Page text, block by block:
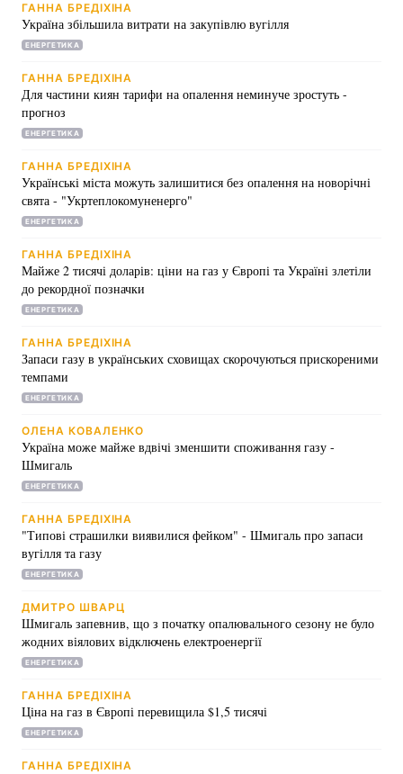
Відео з Youtube
Інтерв'ю Думки
Архів
Контакти
Послуги
Тема оформлення
ГАННА БРЕДІХІНА
Україна збільшила витрати на закупівлю вугілля
ЕНЕРГЕТИКА
ГАННА БРЕДІХІНА
Для частини киян тарифи на опалення неминуче зростуть -
прогноз
ЕНЕРГЕТИКА
ГАННА БРЕДІХІНА
Українські міста можуть залишитися без опалення на новорічні
свята - "Укртеплокомуненерго"
ЕНЕРГЕТИКА
ГАННА БРЕДІХІНА
Майже 2 тисячі доларів: ціни на газ у Європі та Україні злетіли
до рекордної позначки
ЕНЕРГЕТИКА
ГАННА БРЕДІХІНА
Запаси газу в українських сховищах скорочуються прискореними
темпами
ЕНЕРГЕТИКА
ОЛЕНА КОВАЛЕНКО
Україна може майже вдвічі зменшити споживання газу -
Шмигаль
ЕНЕРГЕТИКА
ГАННА БРЕДІХІНА
"Типові страшилки виявилися фейком" - Шмигаль про запаси
вугілля та газу
ЕНЕРГЕТИКА
ДМИТРО ШВАРЦ
Шмигаль запевнив, що з початку опалювального сезону не було
жодних віялових відключень електроенергії
ЕНЕРГЕТИКА
ГАННА БРЕДІХІНА
Ціна на газ в Європі перевищила $1,5 тисячі
ЕНЕРГЕТИКА
ГАННА БРЕДІХІНА